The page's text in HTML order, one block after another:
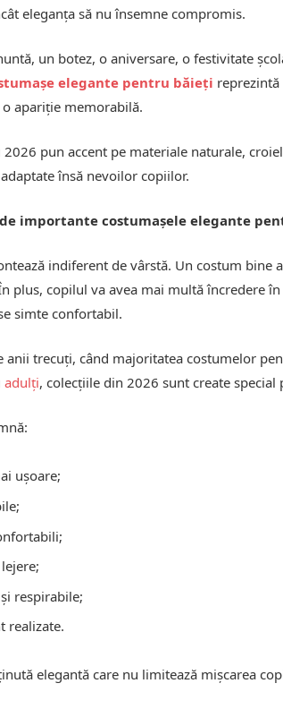
eleganța să nu însemne compromis.
un botez, o aniversare, o festivitate
elegante pentru băieți
apariție memorabilă.
pun accent pe materiale naturale,
însă nevoilor copiilor.
importante costumașele elegante
indiferent de vârstă. Un costum bine
plus, copilul va avea mai multă încredere
simte confortabil.
anii trecuți, când majoritatea costumelor
adulți, colecțiile din 2026 sunt create special
ușoare;
respirabile;
realizate.
elegantă care nu limitează mișcarea